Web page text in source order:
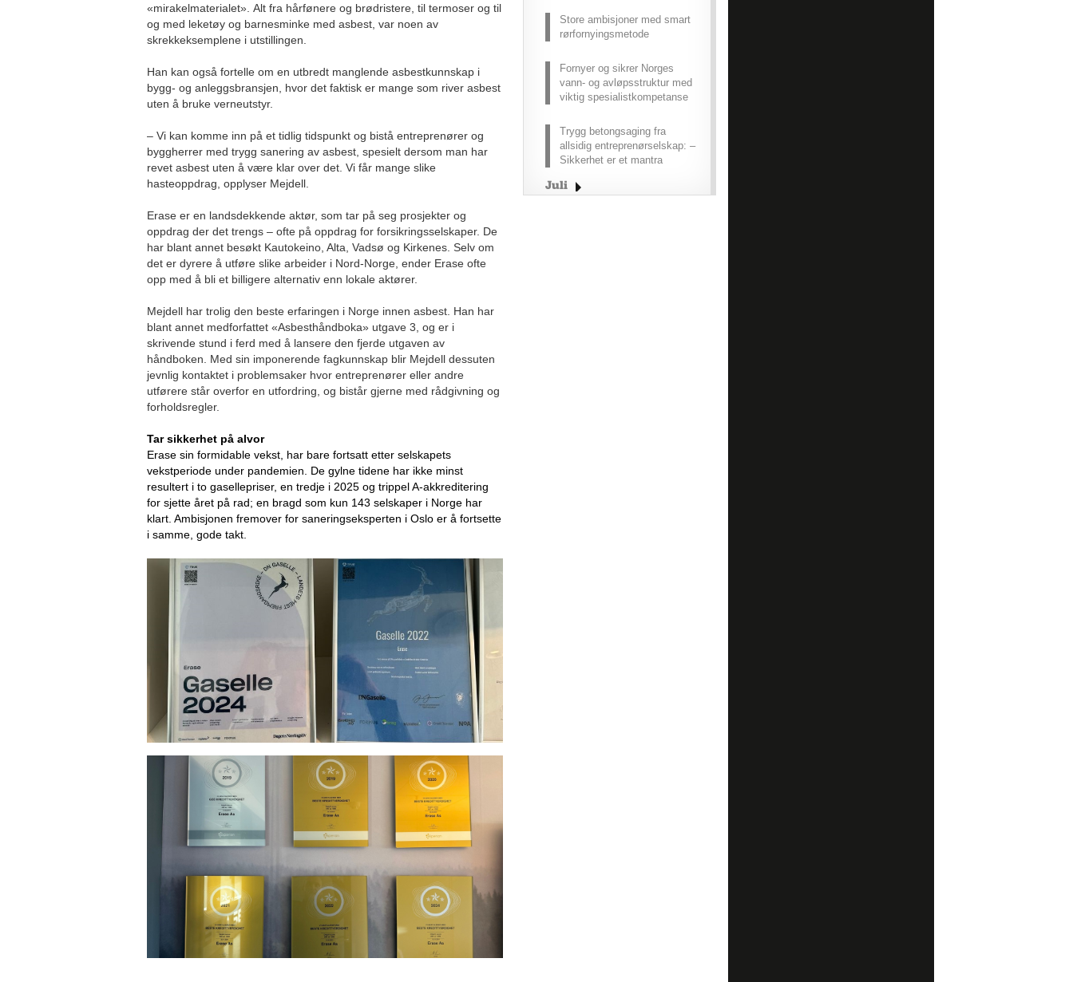
«mirakelmaterialet». Alt fra hårfønere og brødristere, til termoser og til
og med leketøy og barnesminke med asbest, var noen av
skrekkeksemplene i utstillingen.
Han kan også fortelle om en utbredt manglende asbestkunnskap i
bygg- og anleggsbransjen, hvor det faktisk er mange som river asbest
uten å bruke verneutstyr.
– Vi kan komme inn på et tidlig tidspunkt og bistå entreprenører og
byggherrer med trygg sanering av asbest, spesielt dersom man har
revet asbest uten å være klar over det. Vi får mange slike
hasteoppdrag, opplyser Mejdell.
Erase er en landsdekkende aktør, som tar på seg prosjekter og
oppdrag der det trengs – ofte på oppdrag for forsikringsselskaper. De
har blant annet besøkt Kautokeino, Alta, Vadsø og Kirkenes. Selv om
det er dyrere å utføre slike arbeider i Nord-Norge, ender Erase ofte
opp med å bli et billigere alternativ enn lokale aktører.
Mejdell har trolig den beste erfaringen i Norge innen asbest. Han har
blant annet medforfattet «Asbesthåndboka» utgave 3, og er i
skrivende stund i ferd med å lansere den fjerde utgaven av
håndboken. Med sin imponerende fagkunnskap blir Mejdell dessuten
jevnlig kontaktet i problemsaker hvor entreprenører eller andre
utførere står overfor en utfordring, og bistår gjerne med rådgivning og
forholdsregler.
Tar sikkerhet på alvor
Erase sin formidable vekst, har bare fortsatt etter selskapets
vekstperiode under pandemien. De gylne tidene har ikke minst
resultert i to gasellepriser, en tredje i 2025 og trippel A-akkreditering
for sjette året på rad; en bragd som kun 143 selskaper i Norge har
klart. Ambisjonen fremover for saneringseksperten i Oslo er å fortsette
i samme, gode takt.
Store ambisjoner med smart
rørfornyingsmetode
Fornyer og sikrer Norges
vann- og avløpsstruktur med
viktig spesialistkompetanse
Trygg betongsaging fra
allsidig entreprenørselskap: –
Sikkerhet er et mantra
Juli